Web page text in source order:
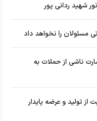
شهید ردانی پور
مسئولان را نخواهد داد
ناشی از حملات به
از تولید و عرضه پایدار